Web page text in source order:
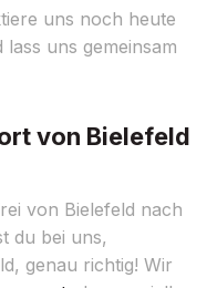
uns noch heute
uns gemeinsam
von Bielefeld
von Bielefeld nach
du bei uns,
genau richtig! Wir